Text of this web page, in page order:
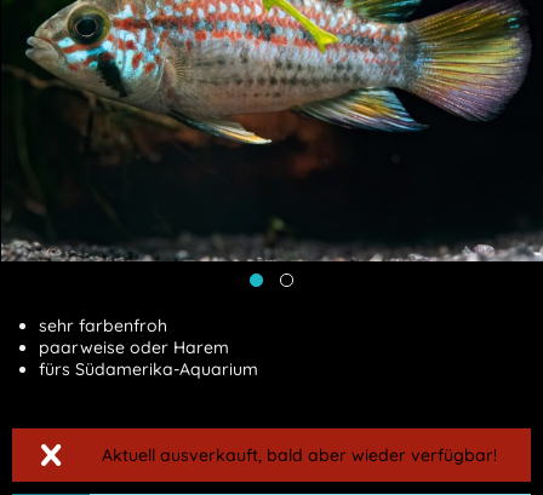
sehr farbenfroh
paarweise oder Harem
fürs Südamerika-Aquarium
Aktuell ausverkauft, bald aber wieder verfügbar!